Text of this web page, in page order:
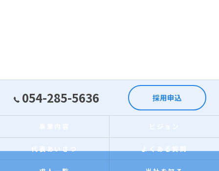
054-285-5636 採用申込
代表あいさつ よくある質問